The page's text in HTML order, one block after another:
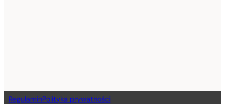
RegulaminPolityka prywatności